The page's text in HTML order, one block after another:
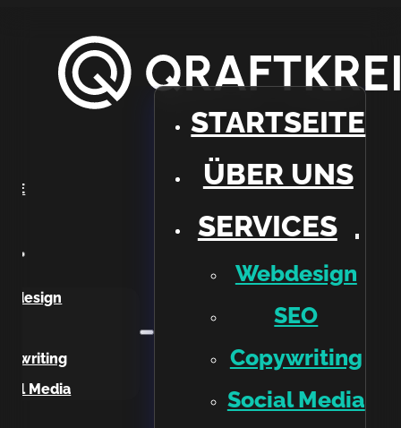
Media
STARTSEITE
ÜBER UNS
SERVICES
Webdesign
SEO
Copywriting
Social Media